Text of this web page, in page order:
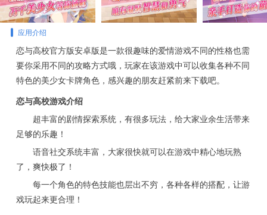
应用介绍
恋与高校官方版安卓版是一款很趣味的爱情游戏不同的性格也需
要你采用不同的攻略方式哦，玩家在该游戏中可以收集各种不同
特色的美少女卡牌角色，感兴趣的朋友赶紧前来下载吧。
恋与高校游戏介绍
超丰富的剧情探索系统，有很多玩法，给大家业余生活带来
足够的乐趣！
语音社交系统丰富，大家很快就可以在游戏中精心地玩熟
了，爽快极了！
每一个角色的特色技能也层出不穷，各种各样的搭配，让游
戏玩起来更合理！